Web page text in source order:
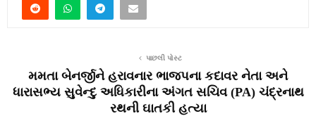
પાછલી પોસ્ટ
મમતા બેનર્જીને હરાવનાર ભાજપના કદાવર નેતા અને
ધારાસભ્ય સુવેન્દુ અધિકારીના અંગત સચિવ (PA) ચંદ્રનાથ
રથની ઘાતકી હત્યા